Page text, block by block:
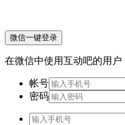
微信一键登录
在微信中使用互动吧的用户
帐号
密码